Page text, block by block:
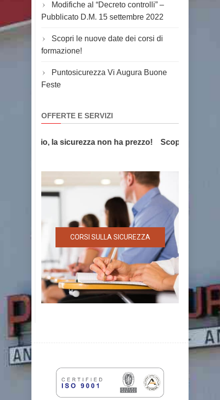
Modifiche al “Decreto controlli” –
Pubblicato D.M. 15 settembre 2022
Scopri le nuove date dei corsi di
formazione!
Puntosicurezza Vi Augura Buone
Feste
OFFERTE E SERVIZI
la sicurezza non ha prezzo! Scopri l'offerta
CORSI SULLA SICUREZZA